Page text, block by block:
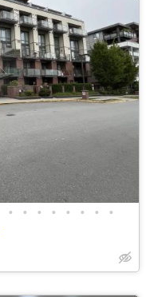
• • • • • • • •